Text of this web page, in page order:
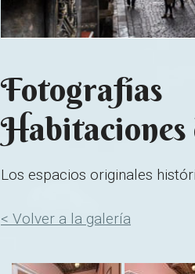
Fotografías
Habitaciones
Los espacios originales
< Volver a la galería